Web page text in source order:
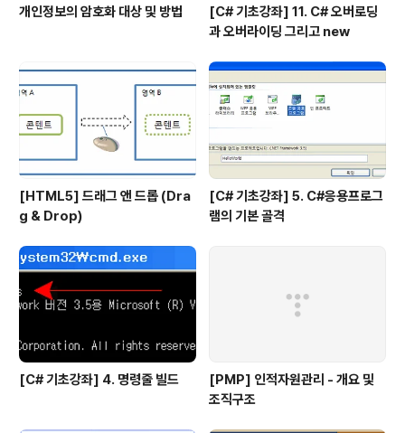
개인정보의 암호화 대상 및 방법
[C# 기초강좌] 11. C# 오버로딩
과 오버라이딩 그리고 new
[HTML5] 드래그 앤 드롭 (Dra
g & Drop)
[C# 기초강좌] 5. C#응용프로그
램의 기본 골격
[C# 기초강좌] 4. 명령줄 빌드
[PMP] 인적자원관리 - 개요 및
조직구조